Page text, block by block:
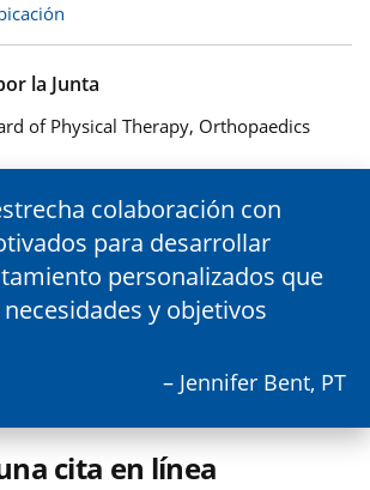
la Junta
of Physical Therapy, Orthopaedics
colaboración con
para desarrollar
personalizados que
y objetivos
– Jennifer Bent, PT
cita en línea